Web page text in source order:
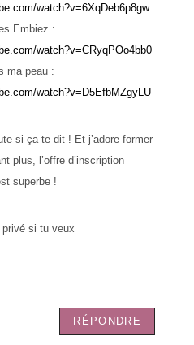
watch?v=6XqDeb6p8gw
Embiez :
watch?v=CRyqPOo4bb0
ma peau :
watch?v=D5EfbMZgyLU
si ça te dit ! Et j’adore former
plus, l’offre d’inscription
superbe !
si tu veux
RÉPONDRE